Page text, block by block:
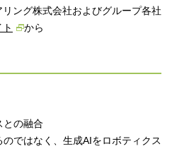
ング株式会社およびグループ各社
から
との融合
ではなく、生成AIをロボティクス